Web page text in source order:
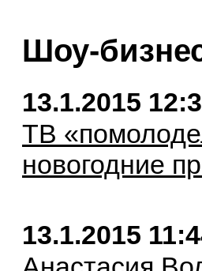
Шоу-
13.1.2015
ТВ
новогодние
13.1.2015